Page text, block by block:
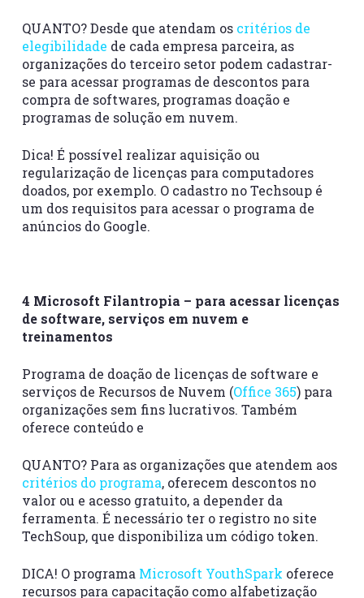
QUANTO? Desde que atendam os critérios de
elegibilidade de cada empresa parceira, as
organizações do terceiro setor podem cadastrar-
se para acessar programas de descontos para
compra de softwares, programas doação e
programas de solução em nuvem.
Dica! É possível realizar aquisição ou
regularização de licenças para computadores
doados, por exemplo. O cadastro no Techsoup é
um dos requisitos para acessar o programa de
anúncios do Google.
4 Microsoft Filantropia – para acessar licenças
de software, serviços em nuvem e
treinamentos
Programa de doação de licenças de software e
serviços de Recursos de Nuvem (Office 365) para
organizações sem fins lucrativos. Também
oferece conteúdo e
QUANTO? Para as organizações que atendem aos
critérios do programa, oferecem descontos no
valor ou e acesso gratuito, a depender da
ferramenta. É necessário ter o registro no site
TechSoup, que disponibiliza um código token.
DICA! O programa Microsoft YouthSpark oferece
recursos para capacitação como alfabetização